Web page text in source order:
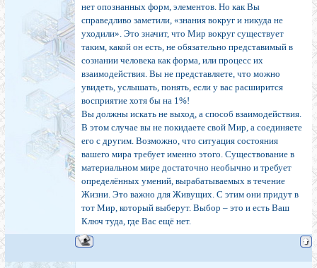
нет опознанных форм, элементов. Но как Вы
справедливо заметили, «знания вокруг и никуда не
уходили». Это значит, что Мир вокруг существует
таким, какой он есть, не обязательно представимый в
сознании человека как форма, или процесс их
взаимодействия. Вы не представляете, что можно
увидеть, услышать, понять, если у вас расширится
восприятие хотя бы на 1%!
Вы должны искать не выход, а способ взаимодействия.
В этом случае вы не покидаете свой Мир, а соединяете
его с другим. Возможно, что ситуация состояния
вашего мира требует именно этого. Существование в
материальном мире достаточно необычно и требует
определённых умений, вырабатываемых в течение
Жизни. Это важно для Живущих. С этим они придут в
тот Мир, который выберут. Выбор – это и есть Ваш
Ключ туда, где Вас ещё нет.